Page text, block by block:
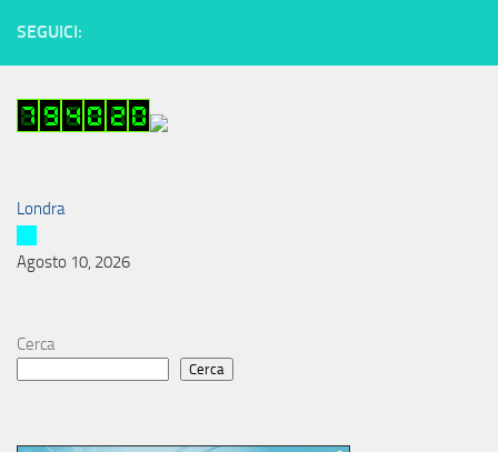
SEGUICI:
Londra
Agosto 10, 2026
Cerca
Cerca